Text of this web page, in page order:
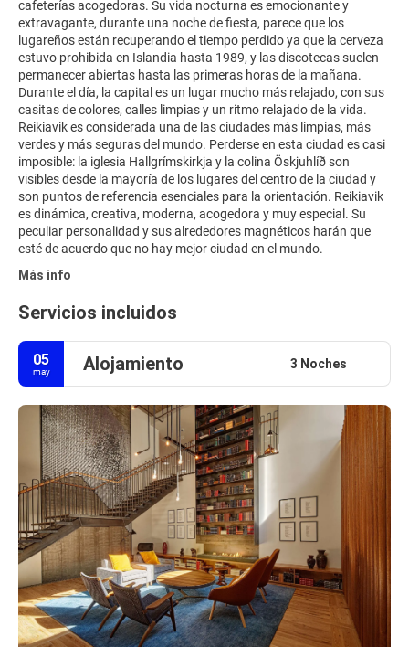
cafeterías acogedoras. Su vida nocturna es emocionante y
extravagante, durante una noche de fiesta, parece que los
lugareños están recuperando el tiempo perdido ya que la cerveza
estuvo prohibida en Islandia hasta 1989, y las discotecas suelen
permanecer abiertas hasta las primeras horas de la mañana.
Durante el día, la capital es un lugar mucho más relajado, con sus
casitas de colores, calles limpias y un ritmo relajado de la vida.
Reikiavik es considerada una de las ciudades más limpias, más
verdes y más seguras del mundo. Perderse en esta ciudad es casi
imposible: la iglesia Hallgrímskirkja y la colina Öskjuhlíð son
visibles desde la mayoría de los lugares del centro de la ciudad y
son puntos de referencia esenciales para la orientación. Reikiavik
es dinámica, creativa, moderna, acogedora y muy especial. Su
peculiar personalidad y sus alrededores magnéticos harán que
esté de acuerdo que no hay mejor ciudad en el mundo.
Más info
Servicios incluidos
05
may Alojamiento 3 Noches